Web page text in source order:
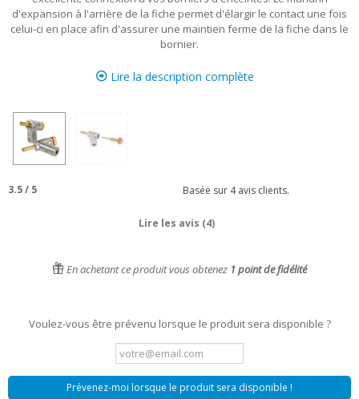
d'expansion à l'arrière de la fiche permet d'élargir le contact une fois
celui-ci en place afin d'assurer une maintien ferme de la fiche dans le
bornier.
Lire la description complète
3.5/ 5 Basée sur 4avis clients.
Lire les avis (4)
En achetant ce produit vous obtenez 1 point de fidélité
Voulez-vous être prévenu lorsque le produit sera disponible ?
Prévenez-moi lorsque le produit sera disponible !